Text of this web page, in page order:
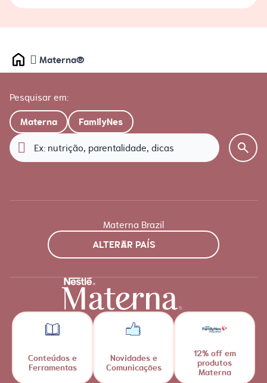
Home Materna®
Pesquisar em:
Materna FamilyNes
Materna Brazil
ALTERAR PAÍS
Conteúdos e
Ferramentas
Novidades e
Comunicações
12% off em
produtos
Materna